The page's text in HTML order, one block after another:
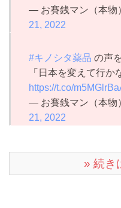
— お賽銭マン（本物
21, 2022
#キノシタ薬品 の声
「日本を変えて行か
https://t.co/
— お賽銭マン（本物
21, 2022
» 続き